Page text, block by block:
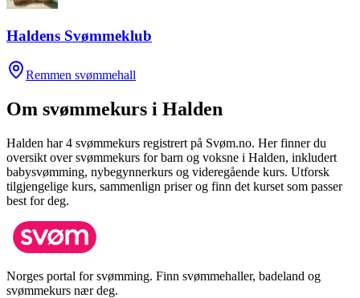
Haldens Svømmeklub
Remmen svømmehall
Om svømmekurs i Halden
Halden har4 svømmekurs registrert på Svøm.no. Her finner du
oversikt over svømmekurs for barn og voksne i Halden, inkludert
babysvømming, nybegynnerkurs og videregående kurs. Utforsk
tilgjengelige kurs, sammenlign priser og finn det kurset som passer
best for deg.
Norges portal for svømming. Finn svømmehaller, badeland og
svømmekurs nær deg.